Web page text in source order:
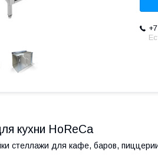
кухни HoReCa
стеллажи для кафе, баров,